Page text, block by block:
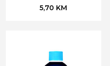
5,70 KM